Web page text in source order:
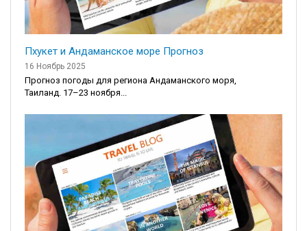
Пхукет и Андаманское море Прогноз
16 Ноябрь 2025
Прогноз погоды для региона Андаманского моря,
Таиланд. 17–23 ноября...